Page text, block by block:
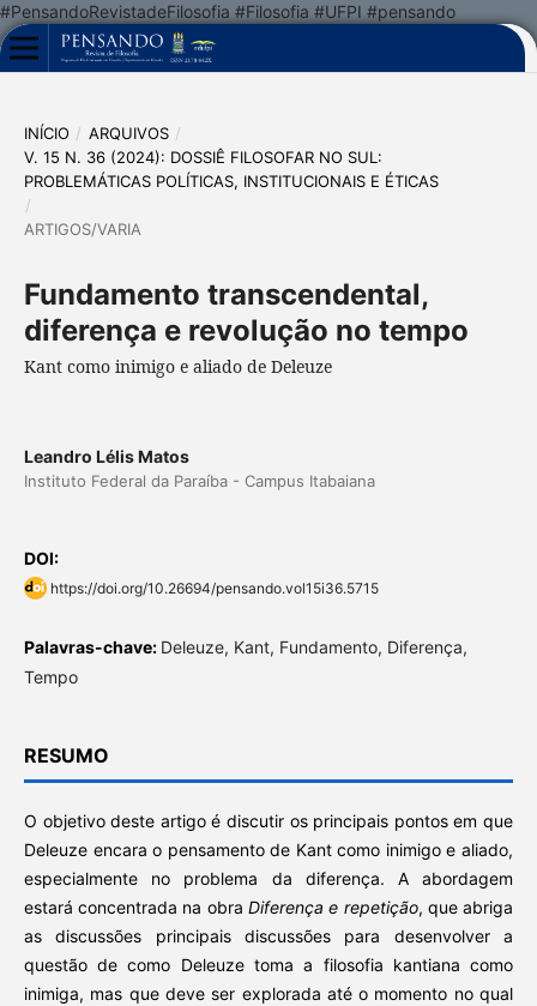
#PensandoRevistadeFilosofia #Filosofia #UFPI #pensando
INÍCIO / ARQUIVOS /
V. 15 N. 36 (2024): DOSSIÊ FILOSOFAR NO SUL:
PROBLEMÁTICAS POLÍTICAS, INSTITUCIONAIS E ÉTICAS
/
ARTIGOS/VARIA
Fundamento transcendental,
diferença e revolução no tempo
Kant como inimigo e aliado de Deleuze
Leandro Lélis Matos
Instituto Federal da Paraíba - Campus Itabaiana
DOI:
https://doi.org/10.26694/pensando.vol15i36.5715
Palavras-chave: Deleuze, Kant, Fundamento, Diferença,
Tempo
RESUMO
O objetivo deste artigo é discutir os principais pontos em que
Deleuze encara o pensamento de Kant como inimigo e aliado,
especialmente no problema da diferença. A abordagem
estará concentrada na obra Diferença e repetição, que abriga
as discussões principais discussões para desenvolver a
questão de como Deleuze toma a filosofia kantiana como
inimiga, mas que deve ser explorada até o momento no qual